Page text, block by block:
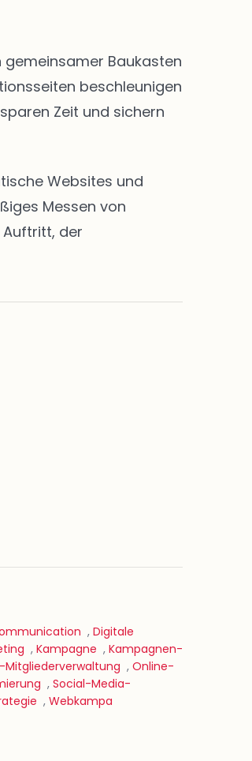
gemeinsamer Baukasten
beschleunigen
Zeit und sichern
Websites und
Messen von
der
, Digitale
, Kampagne , Kampagnen-
Mitgliederverwaltung , Online-
, Social-Media-
, Webkampa